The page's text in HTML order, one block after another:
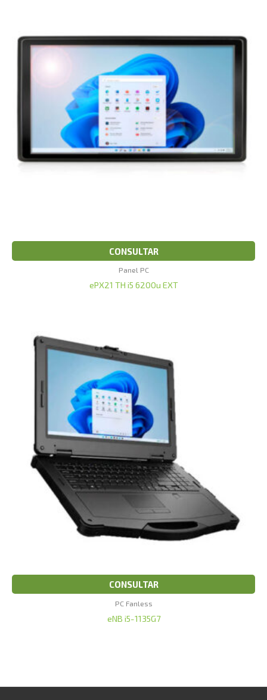
CONSULTAR
Panel PC
ePX21 TH i5 6200u EXT
CONSULTAR
PC Fanless
eNB i5-1135G7